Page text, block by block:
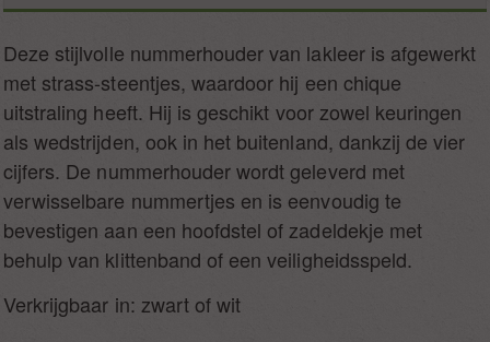
Deze stijlvolle nummerhouder van lakleer is afgewerkt
met strass-steentjes, waardoor hij een chique
uitstraling heeft. Hij is geschikt voor zowel keuringen
als wedstrijden, ook in het buitenland, dankzij de vier
cijfers. De nummerhouder wordt geleverd met
verwisselbare nummertjes en is eenvoudig te
bevestigen aan een hoofdstel of zadeldekje met
behulp van klittenband of een veiligheidsspeld.
Verkrijgbaar in: zwart of wit